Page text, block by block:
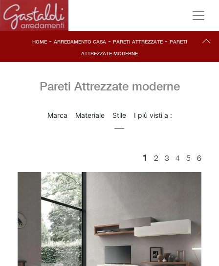
HOME- ARREDAMENTO CASA- PARETI ATTREZZATE- PARETI
ATTREZZATE MODERNE
Pareti Attrezzate moderne
Marca Materiale Stile I più visti a :
1 2 3 4 5 6